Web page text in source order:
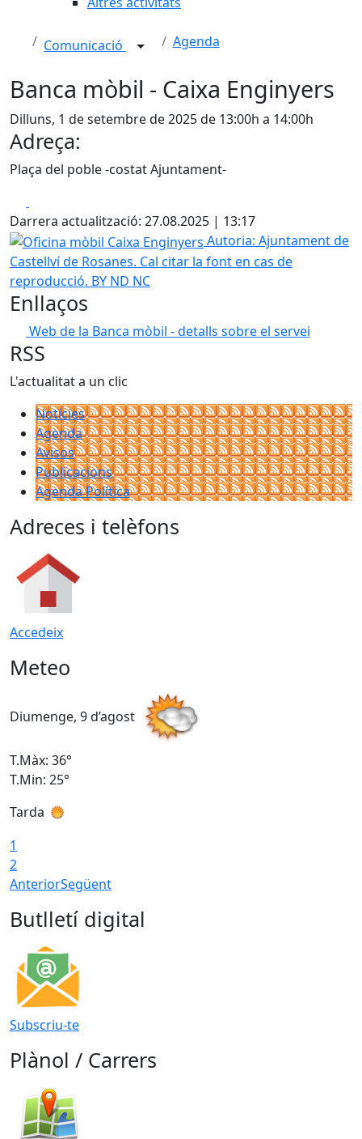
Comunicació Agenda
Banca mòbil - Caixa Enginyers
Dilluns, 1 de setembre de 2025 de 13:00h a 14:00h
Adreça:
Plaça del poble -costat Ajuntament-
Darrera actualització: 27.08.2025 | 13:17
Oficina mòbil Caixa Enginyers
Autoria: Ajuntament de
Castellví de Rosanes. Cal citar la font en cas de
reproducció. BY ND NC
Enllaços
Web de la Banca mòbil - detalls sobre el servei
RSS
L'actualitat a un clic
Notícies
Agenda
Avisos
Publicacions
Agenda Política
Adreces i telèfons
Accedeix
Meteo
Diumenge, 9 d’agost
T.Màx: 36°
T.Min: 25°
Tarda
1
2
AnteriorSegüent
Butlletí digital
Subscriu-te
Plànol / Carrers